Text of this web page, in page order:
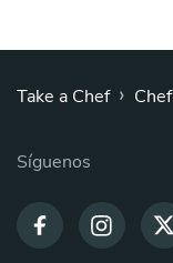
Take a Chef ›
Síguenos